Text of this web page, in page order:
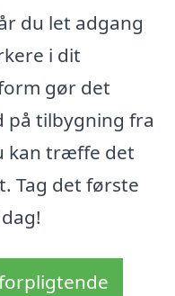
du let adgang
i dit
gør det
på tilbygning fra
kan træffe det
Tag det første